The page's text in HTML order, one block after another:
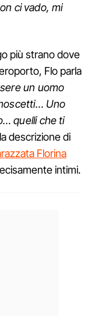
ci vado, mi
più strano dove
Flo parla
un uomo
Uno
quelli che ti
descrizione di
Florina
intimi.